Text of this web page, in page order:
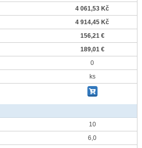
4 061,53 Kč
4 914,45 Kč
156,21 €
189,01 €
0
ks
10
6,0